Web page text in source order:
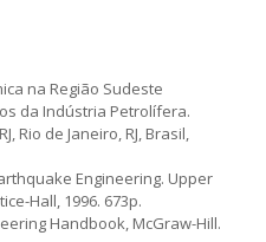
na Região Sudeste
da Indústria Petrolífera.
Rio de Janeiro, RJ, Brasil,
Engineering. Upper
Hall, 1996. 673p.
Handbook, McGraw-Hill.